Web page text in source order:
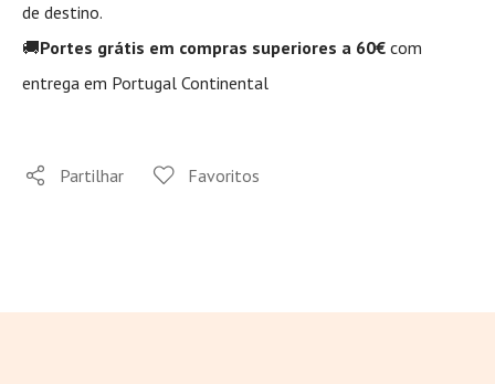
de destino.
🚚Portes grátis em compras superiores a 60€ com
entrega em Portugal Continental
Partilhar Favoritos